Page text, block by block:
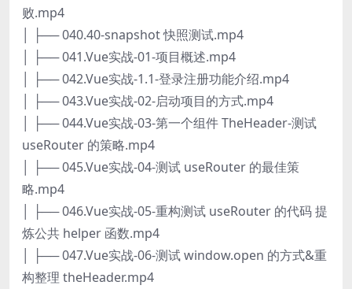
败.mp4
│ ├── 040.40-snapshot 快照测试.mp4
│ ├── 041.Vue实战-01-项目概述.mp4
│ ├── 042.Vue实战-1.1-登录注册功能介绍.mp4
│ ├── 043.Vue实战-02-启动项目的方式.mp4
│ ├── 044.Vue实战-03-第一个组件 TheHeader-测试
useRouter 的策略.mp4
│ ├── 045.Vue实战-04-测试 useRouter 的最佳策
略.mp4
│ ├── 046.Vue实战-05-重构测试 useRouter 的代码 提
炼公共 helper 函数.mp4
│ ├── 047.Vue实战-06-测试 window.open 的方式&重
构整理 theHeader.mp4